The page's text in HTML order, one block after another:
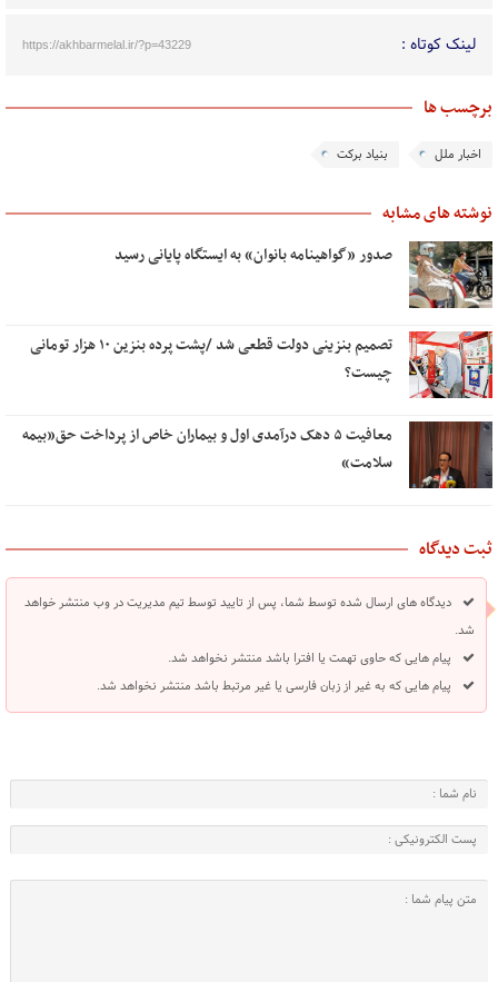
لینک کوتاه : https://akhbarmelal.ir/?p=43229
برچسب ها
اخبار ملل بنیاد برکت
نوشته های مشابه
صدور «گواهینامه بانوان» به ایستگاه پایانی رسید
تصمیم بنزینی دولت قطعی شد /پشت پرده بنزین ۱۰ هزار تومانی
چیست؟
معافیت ۵ دهک‌ درآمدی اول و بیماران خاص از پرداخت حق«بیمه
سلامت»
ثبت دیدگاه
دیدگاه های ارسال شده توسط شما، پس از تایید توسط تیم مدیریت در وب منتشر خواهد
شد.
پیام هایی که حاوی تهمت یا افترا باشد منتشر نخواهد شد.
پیام هایی که به غیر از زبان فارسی یا غیر مرتبط باشد منتشر نخواهد شد.